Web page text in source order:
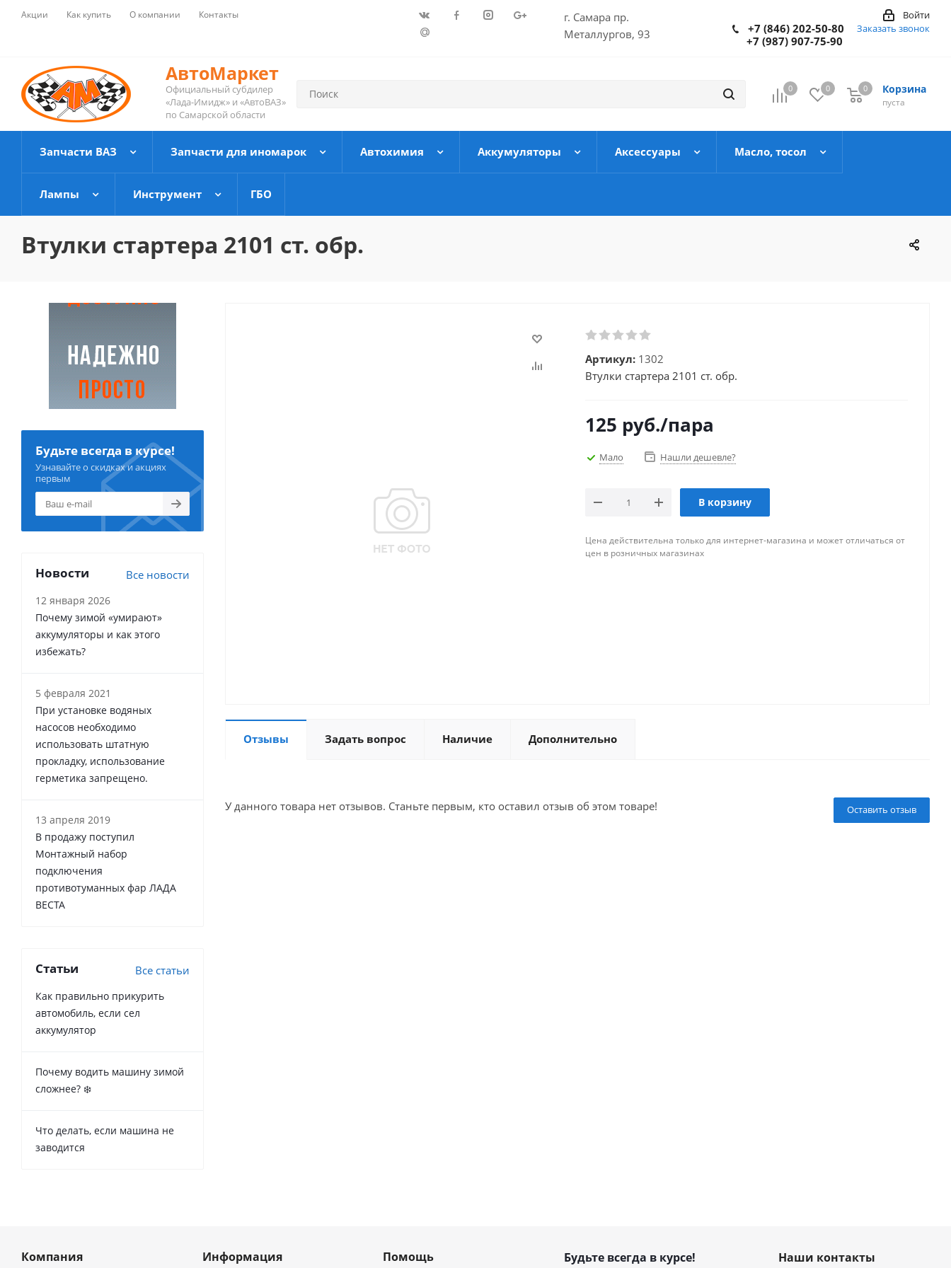
Акции Как купить О компании Контакты
г. Самара пр.
Металлургов, 93
Войти
+7 (846) 202-50-80
+7 (987) 907-75-90
Заказать звонок
АвтоМаркет
Официальный субдилер
«Лада-Имидж» и «АвтоВАЗ»
по Самарской области
0 0 Корзина
пуста
0
Запчасти ВАЗ Запчасти для иномарок Автохимия Аккумуляторы Аксессуары Масло, тосол
Лампы Инструмент ГБО
Втулки стартера 2101 ст. обр.
Артикул: 1302
Втулки стартера 2101 ст. обр.
125 руб./пара
Мало Нашли дешевле?
В корзину
Цена действительна только для интернет-магазина и может отличаться от
цен в розничных магазинах
Отзывы Задать вопрос Наличие Дополнительно
Оставить отзыв
У данного товара нет отзывов. Станьте первым, кто оставил отзыв об этом товаре!
Будьте всегда в курсе!
Узнавайте о скидках и акциях
первым
Новости Все новости
12 января 2026
Почему зимой «умирают»
аккумуляторы и как этого
избежать?
5 февраля 2021
При установке водяных
насосов необходимо
использовать штатную
прокладку, использование
герметика запрещено.
13 апреля 2019
В продажу поступил
Монтажный набор
подключения
противотуманных фар ЛАДА
ВЕСТА
Статьи Все статьи
Как правильно прикурить
автомобиль, если сел
аккумулятор
Почему водить машину зимой
сложнее? ❄️
Что делать, если машина не
заводится
Компания Информация Помощь Будьте всегда в курсе! Наши контакты